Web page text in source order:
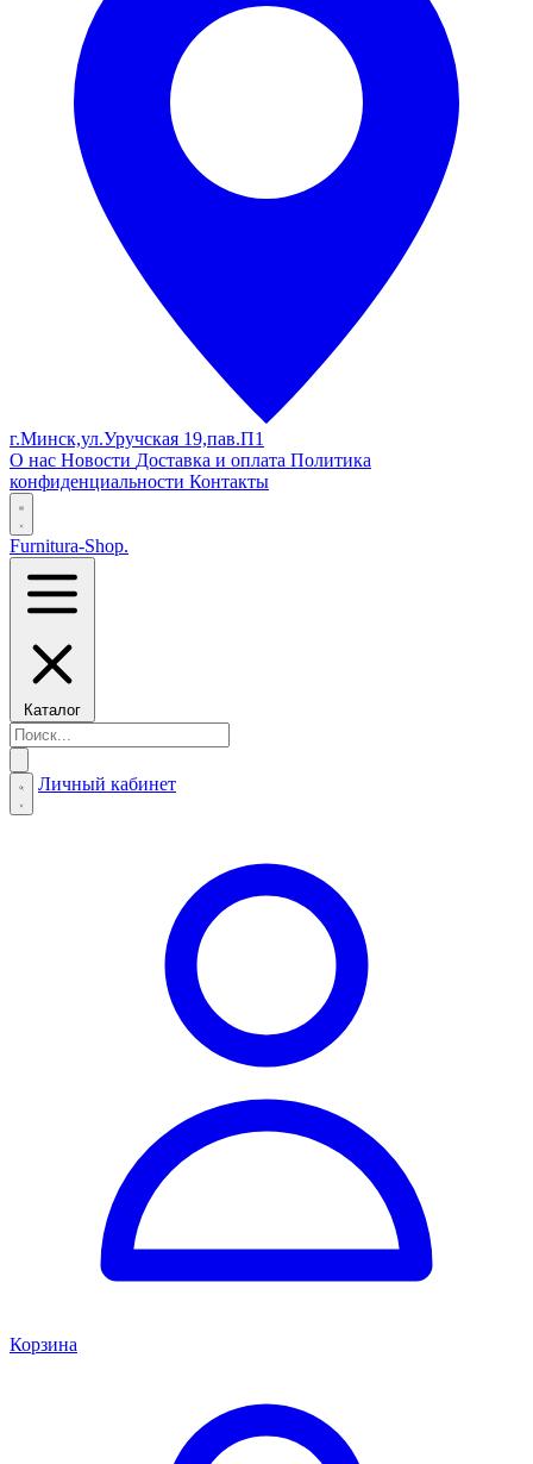
г.Минск,ул.Уручская 19,пав.П1
О нас Новости Доставка и оплата Политика
конфиденциальности Контакты
Furnitura-Shop.
Каталог
Личный кабинет
Корзина